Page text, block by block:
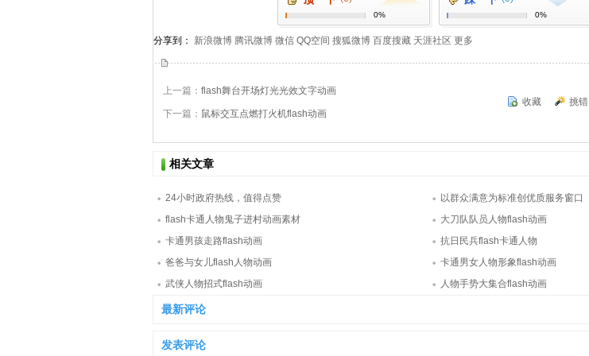
0% 0%
分享到： 新浪微博 腾讯微博 微信 QQ空间 搜狐微博 百度搜藏 天涯社区 更多
上一篇： flash舞台开场灯光光效文字动画
下一篇： 鼠标交互点燃打火机flash动画
收藏 挑错
相关文章
24小时政府热线，值得点赞
以群众满意为标准创优质服务窗口
flash卡通人物鬼子进村动画素材
大刀队队员人物flash动画
卡通男孩走路flash动画
抗日民兵flash卡通人物
爸爸与女儿flash人物动画
卡通男女人物形象flash动画
武侠人物招式flash动画
人物手势大集合flash动画
最新评论
发表评论